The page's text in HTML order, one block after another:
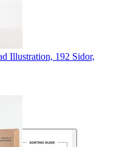
Illustration, 192 Sidor,